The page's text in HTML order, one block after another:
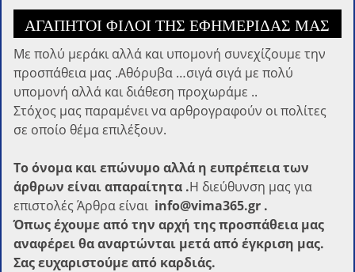
ΑΓΑΠΗΤΟΊ ΦΊΛΟΙ ΤΗΣ ΕΦΗΜΕΡΊΔΑΣ ΜΑΣ
Με πολύ μεράκι αλλά και υπομονή συνεχίζουμε την
προσπάθεια μας .Αθόρυβα …σιγά σιγά με πολύ
υπομονή αλλά και διάθεση προχωράμε ..
Στόχος μας παραμένει να αρθρογραφούν οι πολίτες
σε οποίο θέμα επιλέξουν.
Το όνομα και επώνυμο αλλά η ευπρέπεια των
άρθρων είναι απαραίτητα .Η διεύθυνση μας για
επιστολές Άρθρα είναι info@vima365.gr .
Όπως έχουμε από την αρχή της προσπάθεια μας
αναφέρει θα αναρτώνται μετά από έγκριση μας.
Σας ευχαριστούμε από καρδιάς.